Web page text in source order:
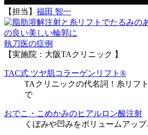
【担当】 福田 智一
執刀医の症例
【実施院：大阪TAクリニック 】
TAC式 ツヤ肌コラーゲンリフト®
TAクリニックの代名詞！糸リフ
で
おでこ・こめかみのヒアルロン酸注射
くぼみや凹みをボリュームアッ